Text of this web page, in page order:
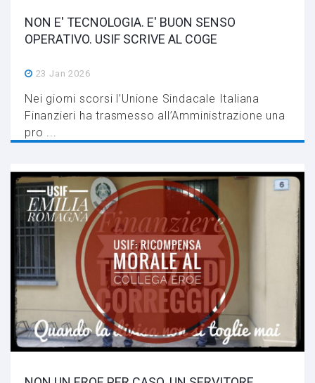
NON E' TECNOLOGIA. E' BUON SENSO
OPERATIVO. USIF SCRIVE AL COGE
23 Jan 2026
Nei giorni scorsi l’Unione Sindacale Italiana
Finanzieri ha trasmesso all’Amministrazione una
pro ...